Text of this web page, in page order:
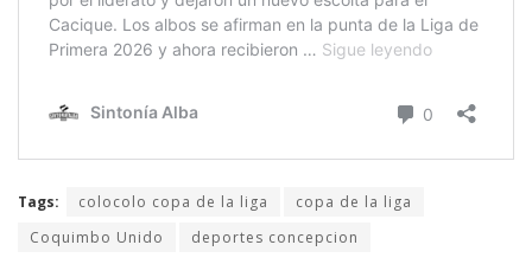
Tags: colocolo copa de la liga
copa de la liga
Coquimbo Unido
deportes concepcion